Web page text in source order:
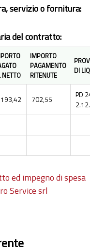
servizio o fornitura:
del contratto:
NETTO
IMPORTO
PAGAMENTO
RITENUTE
DI
702,55
PD
ed impegno di spesa
Service srl